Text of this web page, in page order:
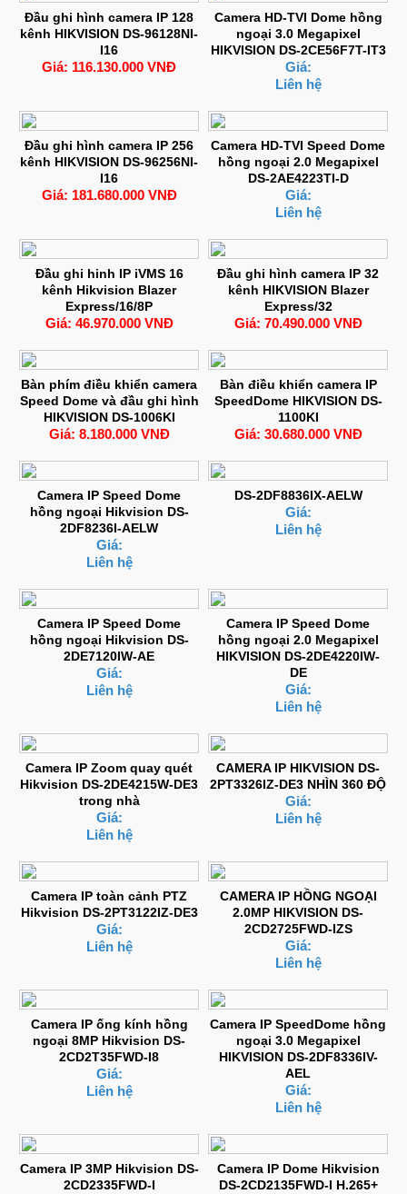
Đầu ghi hình camera IP 128
kênh HIKVISION DS-96128NI-
I16
Giá: 116.130.000 VNĐ
Camera HD-TVI Dome hồng
ngoại 3.0 Megapixel
HIKVISION DS-2CE56F7T-IT3
Giá:
Liên hệ
Đầu ghi hình camera IP 256
kênh HIKVISION DS-96256NI-
I16
Giá: 181.680.000 VNĐ
Camera HD-TVI Speed Dome
hồng ngoại 2.0 Megapixel
DS-2AE4223TI-D
Giá:
Liên hệ
Đầu ghi hinh IP iVMS 16
kênh Hikvision Blazer
Express/16/8P
Giá: 46.970.000 VNĐ
Đầu ghi hình camera IP 32
kênh HIKVISION Blazer
Express/32
Giá: 70.490.000 VNĐ
Bàn phím điều khiển camera
Speed Dome và đầu ghi hình
HIKVISION DS-1006KI
Giá: 8.180.000 VNĐ
Bàn điều khiển camera IP
SpeedDome HIKVISION DS-
1100KI
Giá: 30.680.000 VNĐ
Camera IP Speed Dome
hồng ngoại Hikvision DS-
2DF8236I-AELW
Giá:
Liên hệ
DS-2DF8836IX-AELW
Giá:
Liên hệ
Camera IP Speed Dome
hồng ngoại Hikvision DS-
2DE7120IW-AE
Giá:
Liên hệ
Camera IP Speed Dome
hồng ngoại 2.0 Megapixel
HIKVISION DS-2DE4220IW-
DE
Giá:
Liên hệ
Camera IP Zoom quay quét
Hikvision DS-2DE4215W-DE3
trong nhà
Giá:
Liên hệ
CAMERA IP HIKVISION DS-
2PT3326IZ-DE3 NHÌN 360 ĐỘ
Giá:
Liên hệ
Camera IP toàn cảnh PTZ
Hikvision DS-2PT3122IZ-DE3
Giá:
Liên hệ
CAMERA IP HỒNG NGOẠI
2.0MP HIKVISION DS-
2CD2725FWD-IZS
Giá:
Liên hệ
Camera IP ống kính hồng
ngoại 8MP Hikvision DS-
2CD2T35FWD-I8
Giá:
Liên hệ
Camera IP SpeedDome hồng
ngoại 3.0 Megapixel
HIKVISION DS-2DF8336IV-
AEL
Giá:
Liên hệ
Camera IP 3MP Hikvision DS-
2CD2335FWD-I
Camera IP Dome Hikvision
DS-2CD2135FWD-I H.265+